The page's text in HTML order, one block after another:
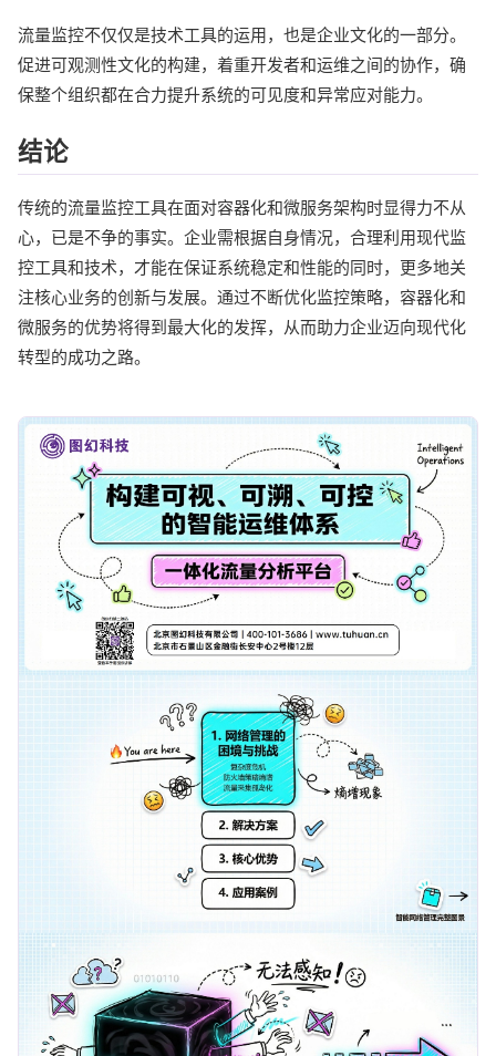
流量监控不仅仅是技术工具的运用，也是企业文化的一部分。
促进可观测性文化的构建，着重开发者和运维之间的协作，确
保整个组织都在合力提升系统的可见度和异常应对能力。
结论
传统的流量监控工具在面对容器化和微服务架构时显得力不从
心，已是不争的事实。企业需根据自身情况，合理利用现代监
控工具和技术，才能在保证系统稳定和性能的同时，更多地关
注核心业务的创新与发展。通过不断优化监控策略，容器化和
微服务的优势将得到最大化的发挥，从而助力企业迈向现代化
转型的成功之路。